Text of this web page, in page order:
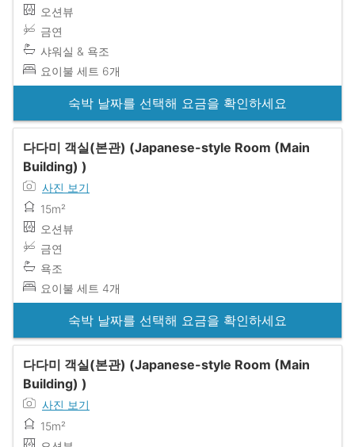
오션뷰
금연
샤워실 & 욕조
요이불 세트 6개
숙박 날짜를 선택해 요금을 확인하세요
다다미 객실(본관) (Japanese-style Room (Main
Building) )
사진 보기
15m²
오션뷰
금연
욕조
요이불 세트 4개
숙박 날짜를 선택해 요금을 확인하세요
다다미 객실(본관) (Japanese-style Room (Main
Building) )
사진 보기
15m²